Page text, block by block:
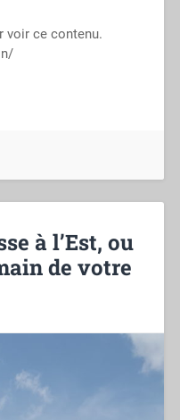
voir ce contenu.
à l’Est, ou
de votre